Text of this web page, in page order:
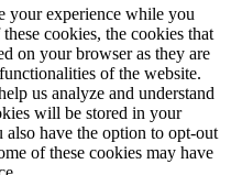
your experience while you
cookies, the cookies that
on your browser as they are
of the website.
us analyze and understand
will be stored in your
have the option to opt-out
of these cookies may have